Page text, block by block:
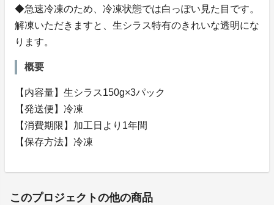
◆急速冷凍のため、冷凍状態では白っぽい見た目です。
解凍いただきますと、生シラス特有のきれいな透明にな
ります。
概要
【内容量】生シラス150g×3パック
【発送便】冷凍
【消費期限】加工日より1年間
【保存方法】冷凍
このプロジェクトの他の商品